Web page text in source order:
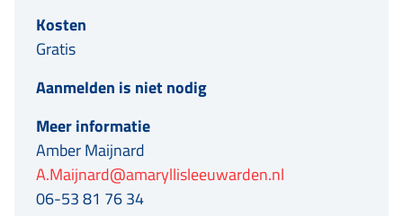
Kosten
Gratis
Aanmelden is niet nodig
Meer informatie
Amber Maijnard
A.Maijnard@amaryllisleeuwarden.nl
06-53 81 76 34